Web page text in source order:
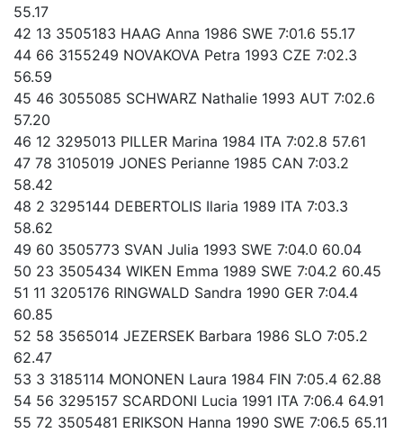
55.17
42 13 3505183 HAAG Anna 1986 SWE 7:01.6 55.17
44 66 3155249 NOVAKOVA Petra 1993 CZE 7:02.3
56.59
45 46 3055085 SCHWARZ Nathalie 1993 AUT 7:02.6
57.20
46 12 3295013 PILLER Marina 1984 ITA 7:02.8 57.61
47 78 3105019 JONES Perianne 1985 CAN 7:03.2
58.42
48 2 3295144 DEBERTOLIS Ilaria 1989 ITA 7:03.3
58.62
49 60 3505773 SVAN Julia 1993 SWE 7:04.0 60.04
50 23 3505434 WIKEN Emma 1989 SWE 7:04.2 60.45
51 11 3205176 RINGWALD Sandra 1990 GER 7:04.4
60.85
52 58 3565014 JEZERSEK Barbara 1986 SLO 7:05.2
62.47
53 3 3185114 MONONEN Laura 1984 FIN 7:05.4 62.88
54 56 3295157 SCARDONI Lucia 1991 ITA 7:06.4 64.91
55 72 3505481 ERIKSON Hanna 1990 SWE 7:06.5 65.11